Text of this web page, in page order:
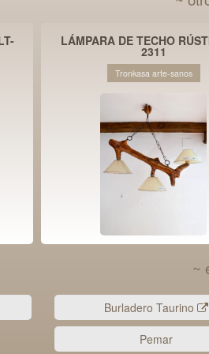
LÁMPARA DE TECHO
2311
Tronkasa arte-sanos
~
Burladero Taurino
Pemar